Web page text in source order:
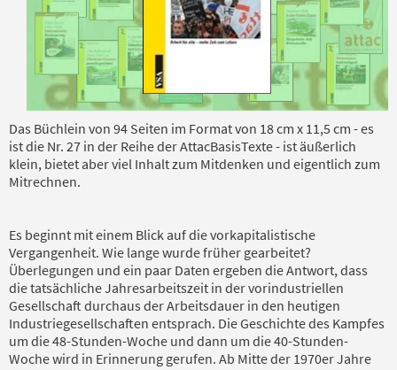
Das Büchlein von 94 Seiten im Format von 18 cm x 11,5 cm - es
ist die Nr. 27 in der Reihe der AttacBasisTexte - ist äußerlich
klein, bietet aber viel Inhalt zum Mitdenken und eigentlich zum
Mitrechnen.
Es beginnt mit einem Blick auf die vorkapitalistische
Vergangenheit. Wie lange wurde früher gearbeitet?
Überlegungen und ein paar Daten ergeben die Antwort, dass
die tatsächliche Jahresarbeitszeit in der vorindustriellen
Gesellschaft durchaus der Arbeitsdauer in den heutigen
Industriegesellschaften entsprach. Die Geschichte des Kampfes
um die 48-Stunden-Woche und dann um die 40-Stunden-
Woche wird in Erinnerung gerufen. Ab Mitte der 1970er Jahre